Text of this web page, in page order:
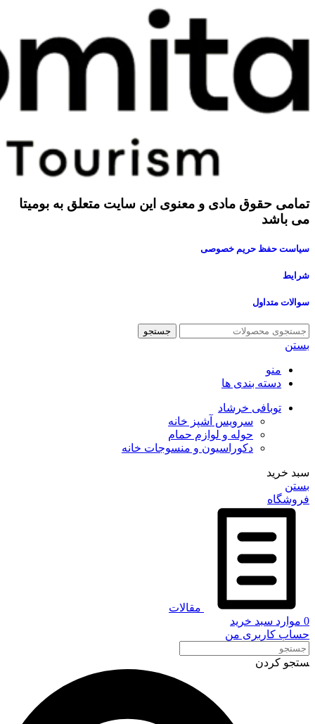
تمامی حقوق مادی و معنوی این سایت متعلق به بومیتا
می باشد
سیاست حفظ حریم خصوصی
شرایط
سوالات متداول
جستجو
بستن
منو
دسته بندی ها
توبافی خرشاد
سرویس آشپز خانه
حوله و لوازم حمام
دکوراسیون و منسوجات خانه
سبد خرید
بستن
فروشگاه
مقالات
0 موارد سبد خرید
حساب کاربری من
کردن